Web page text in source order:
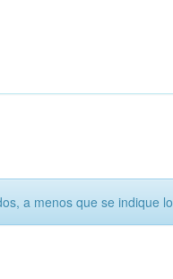
a menos que se indique